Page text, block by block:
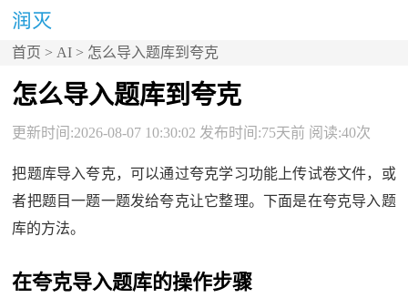
首页 > AI > 怎么导入题库到夸克
怎么导入题库到夸克
更新时间:2026-08-07 10:30:02 发布时间:75天前 阅读:40次
把题库导入夸克，可以通过夸克学习功能上传试卷文件，或
者把题目一题一题发给夸克让它整理。下面是在夸克导入题
库的方法。
在夸克导入题库的操作步骤